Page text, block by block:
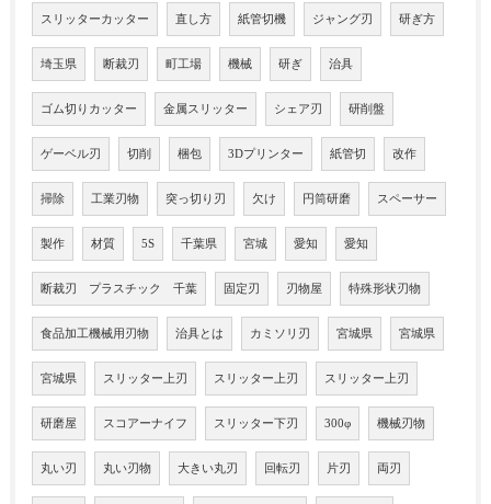
スリッターカッター 直し方 紙管切機 ジャング刃 研ぎ方
埼玉県 断裁刃 町工場 機械 研ぎ 治具
ゴム切りカッター 金属スリッター シェア刃 研削盤
ゲーベル刃 切削 梱包 3Dプリンター 紙管切 改作
掃除 工業刃物 突っ切り刃 欠け 円筒研磨 スペーサー
製作 材質 5S 千葉県 宮城 愛知 愛知
断裁刃 プラスチック 千葉 固定刃 刃物屋 特殊形状刃物
食品加工機械用刃物 治具とは カミソリ刃 宮城県 宮城県
宮城県 スリッター上刃 スリッター上刃 スリッター上刃
研磨屋 スコアーナイフ スリッター下刃 300φ 機械刃物
丸い刃 丸い刃物 大きい丸刃 回転刃 片刃 両刃